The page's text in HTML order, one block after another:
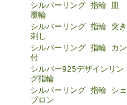
シルバーリング 指輪 皿
覆輪
シルバーリング 指輪 突き
刺し
シルバーリング 指輪 カン
付
シルバー925デザインリン
グ指輪
シルバーリング 指輪 シェ
ブロン